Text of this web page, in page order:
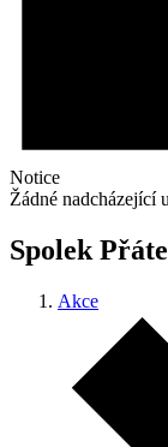
Notice
Žádné nadcházející
Spolek
Akce